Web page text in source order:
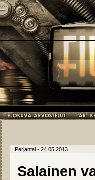
Perjantai - 24.05.2013
Salainen